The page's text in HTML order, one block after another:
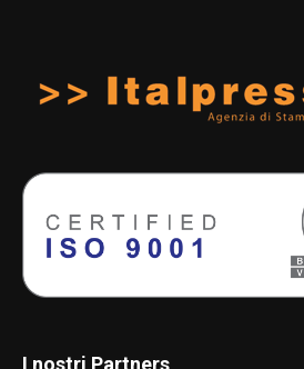
I nostri Partners